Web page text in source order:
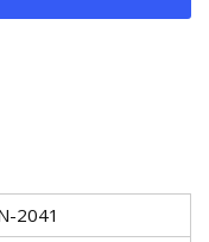
2041